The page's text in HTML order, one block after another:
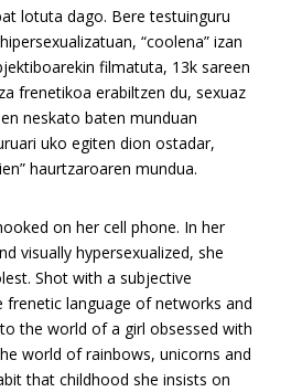
lotuta dago. Bere testuinguru
“coolena” izan
filmatuta, 13k sareen
frenetikoa erabiltzen du, sexuaz
neskato baten munduan
uko egiten dion ostadar,
haurtzaroaren mundua.
on her cell phone. In her
visually hypersexualized, she
Shot with a subjective
frenetic language of networks and
the world of a girl obsessed with
world of rainbows, unicorns and
that childhood she insists on